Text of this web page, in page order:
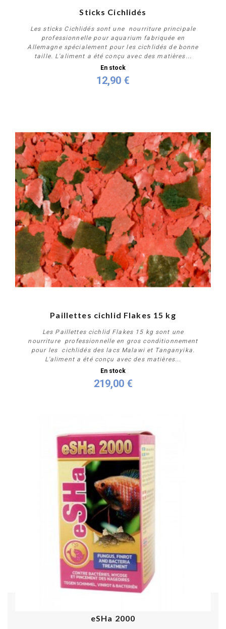
Sticks Cichlidés
Les sticks Cichlidés sont une nourriture principale
professionnelle pour aquarium fabriquée en
Allemagne spécialement pour les cichlidés de bonne
taille. L'aliment a été conçu avec des matières...
En stock
12,90 €
Paillettes cichlid Flakes 15 kg
Les Paillettes cichlid Flakes 15 kg sont une
nourriture professionnelle en gros conditionnement
pour les cichlidés des lacs Malawi et Tanganyika.
L'aliment a été conçu avec des matières...
En stock
219,00 €
eSHa 2000